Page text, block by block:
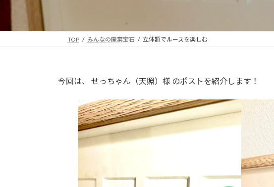
TOP みんなの廃棄宝石 立体額でルースを楽しむ
今回は、 せっちゃん（天照）様 のポストを紹介します！